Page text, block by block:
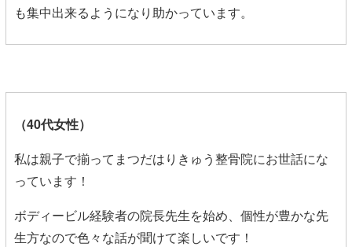
も集中出来るようになり助かっています。
（40代女性）
私は親子で揃ってまつだはりきゅう整骨院にお世話にな
っています！
ボディービル経験者の院長先生を始め、個性が豊かな先
生方なので色々な話が聞けて楽しいです！